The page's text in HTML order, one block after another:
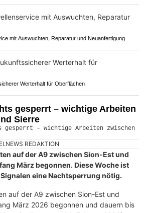
mit Auswuchten, Reparatur und Neuanfertigung
Werterhalt für Oberflächen
gesperrt – wichtige Arbeiten
Sierre
REDAKTION
auf der A9 zwischen Sion-Est und
März begonnen. Diese Woche ist
eine Nachtsperrung nötig.
auf der A9 zwischen Sion-Est und
März 2026 begonnen und dauern bis